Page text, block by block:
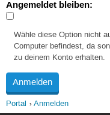
Angemeldet bleiben:
Wähle diese Option nicht
Computer befindest, da
zu deinem Konto erhalten.
Portal Anmelden